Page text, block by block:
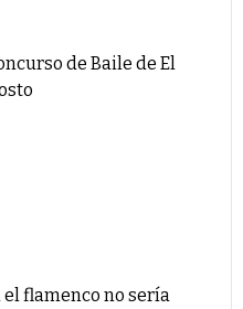
de Baile de El
el flamenco no sería